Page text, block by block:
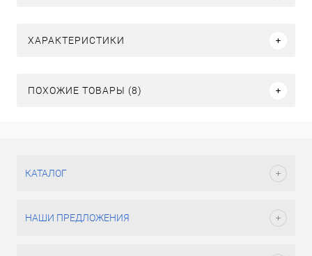
ХАРАКТЕРИСТИКИ
ПОХОЖИЕ ТОВАРЫ (8)
КАТАЛОГ
НАШИ ПРЕДЛОЖЕНИЯ